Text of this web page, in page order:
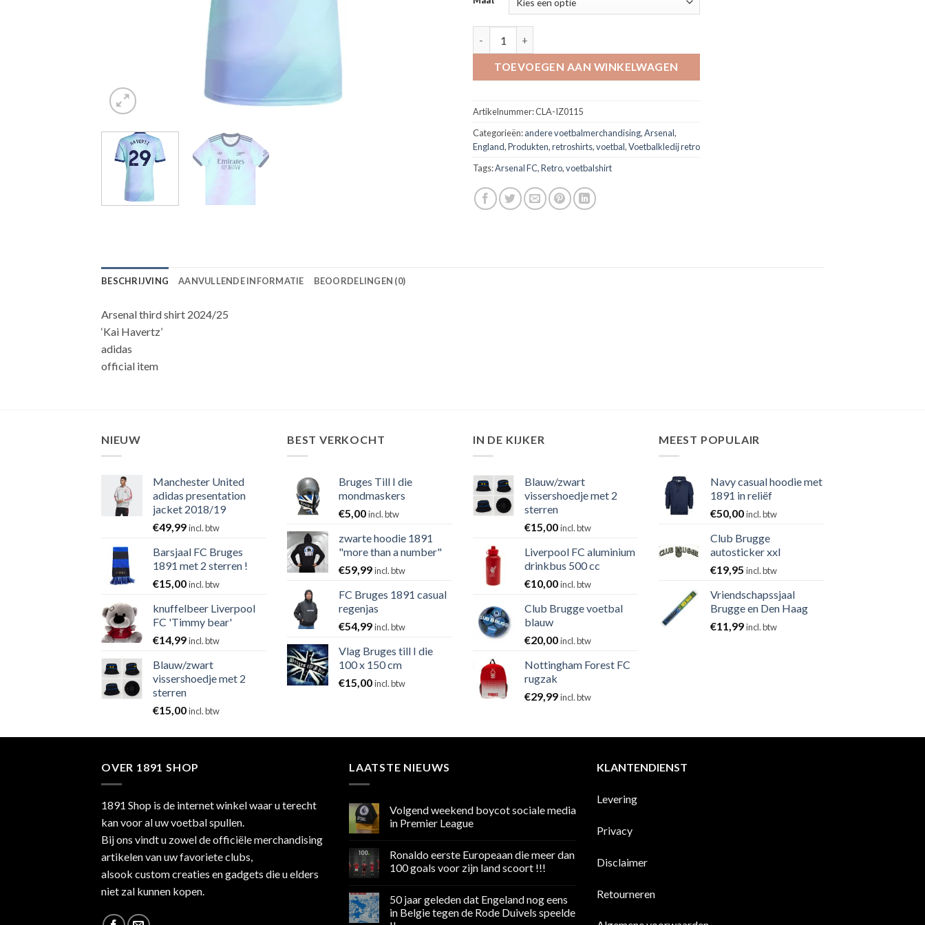
TOEVOEGEN AAN WINKELWAGEN
Artikelnummer:CLA-IZ0115
Categorieën:andere voetbalmerchandising,Arsenal,
England,Produkten,retroshirts,voetbal,Voetbalkledij retro
Tags:Arsenal FC,Retro,voetbalshirt
BESCHRIJVING AANVULLENDE INFORMATIE BEOORDELINGEN (0)
Arsenal third shirt 2024/25
‘Kai Havertz’
adidas
official item
NIEUW
Manchester United
adidas presentation
jacket 2018/19
€49,99incl. btw
Barsjaal FC Bruges
1891 met 2 sterren !
€15,00incl. btw
knuffelbeer Liverpool
FC 'Timmy bear'
€14,99incl. btw
Blauw/zwart
vissershoedje met 2
sterren
€15,00incl. btw
BEST VERKOCHT
Bruges Till I die
mondmaskers
€5,00incl. btw
zwarte hoodie 1891
"more than a number"
€59,99incl. btw
FC Bruges 1891 casual
regenjas
€54,99incl. btw
Vlag Bruges till I die
100 x 150 cm
€15,00incl. btw
IN DE KIJKER
Blauw/zwart
vissershoedje met 2
sterren
€15,00incl. btw
Liverpool FC aluminium
drinkbus 500 cc
€10,00incl. btw
Club Brugge voetbal
blauw
€20,00incl. btw
Nottingham Forest FC
rugzak
€29,99incl. btw
MEEST POPULAIR
Navy casual hoodie met
1891 in reliëf
€50,00incl. btw
Club Brugge
autosticker xxl
€19,95 incl. btw
Vriendschapssjaal
Brugge en Den Haag
€11,99incl. btw
OVER 1891 SHOP
1891 Shop is de internet winkel waar u terecht
kan voor al uw voetbal spullen.
Bij ons vindt u zowel de officiële merchandising
artikelen van uw favoriete clubs,
alsook custom creaties en gadgets die u elders
niet zal kunnen kopen.
LAATSTE NIEUWS
Volgend weekend boycot sociale media
in Premier League
op
Volgend
weekend
media
in
Premier
Ronaldo eerste Europeaan die meer dan
100 goals voor zijn land scoort !!!
op
Ronaldo
eerste
50 jaar geleden dat Engeland nog eens
in Belgie tegen de Rode Duivels speelde
KLANTENDIENST
Levering
Privacy
Disclaimer
Retourneren